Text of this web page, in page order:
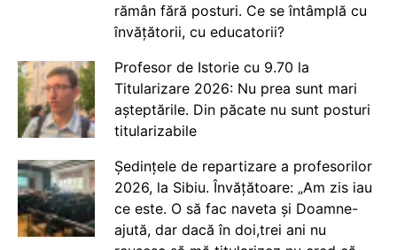
rămân fără posturi. Ce se întâmplă cu
învățătorii, cu educatorii?
Profesor de Istorie cu 9.70 la
Titularizare 2026: Nu prea sunt mari
așteptările. Din păcate nu sunt posturi
titularizabile
Ședințele de repartizare a profesorilor
2026, la Sibiu. Învățătoare: „Am zis iau
ce este. O să fac naveta și Doamne-
ajută, dar dacă în doi,trei ani nu